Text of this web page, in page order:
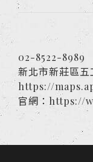
02-8522-8989
新北市新莊區五
https://
官網：https://